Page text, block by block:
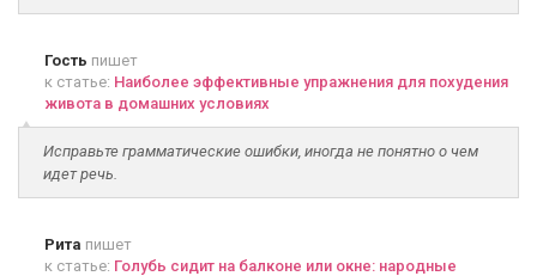
Гость пишет
к статье: Наиболее эффективные упражнения для похудения
живота в домашних условиях
Исправьте грамматические ошибки, иногда не понятно о чем
идет речь.
Рита пишет
к статье: Голубь сидит на балконе или окне: народные